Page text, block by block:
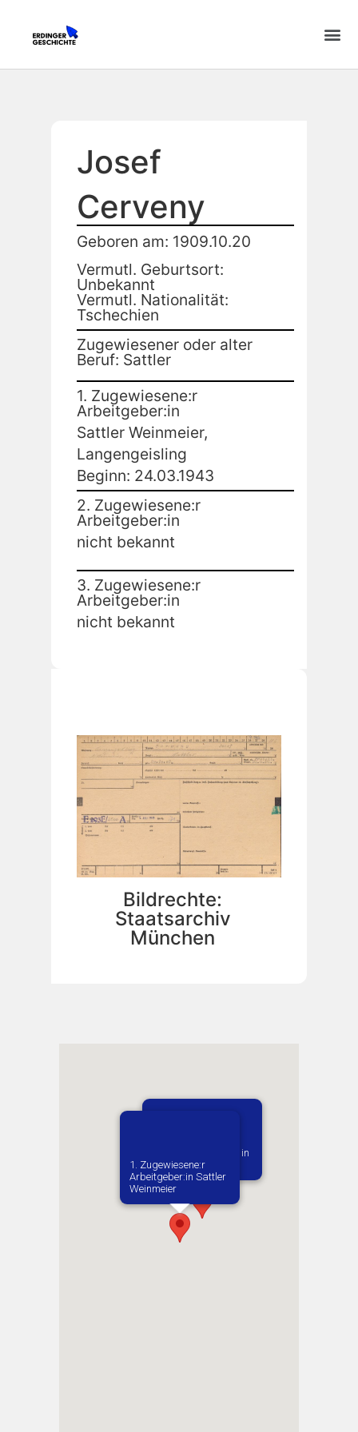
Josef
Cerveny
Geboren am: 1909.10.20
Vermutl. Geburtsort:
Unbekannt
Vermutl. Nationalität:
Tschechien
Zugewiesener oder alter
Beruf: Sattler
1. Zugewiesene:r
Arbeitgeber:in
Sattler Weinmeier,
Langengeisling
Beginn: 24.03.1943
2. Zugewiesene:r
Arbeitgeber:in
nicht bekannt
3. Zugewiesene:r
Arbeitgeber:in
nicht bekannt
Bildrechte:
Staatsarchiv
München
Vermutlich geboren in
Praha
1. Zugewiesene:r
Arbeitgeber:in​ Sattler
Weinmeier